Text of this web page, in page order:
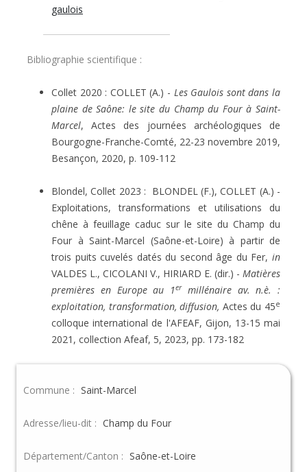
gaulois
Bibliographie scientifique :
Collet 2020 : COLLET (A.) - Les Gaulois sont dans la
plaine de Saône: le site du Champ du Four à Saint-
Marcel, Actes des journées archéologiques de
Bourgogne-Franche-Comté, 22-23 novembre 2019,
Besançon, 2020, p. 109-112
Blondel, Collet 2023 : BLONDEL (F.), COLLET (A.) -
Exploitations, transformations et utilisations du
chêne à feuillage caduc sur le site du Champ du
Four à Saint-Marcel (Saône-et-Loire) à partir de
trois puits cuvelés datés du second âge du Fer, in
VALDES L., CICOLANI V., HIRIARD E. (dir.) - Matières
premières en Europe au 1ermillénaire av. n.è. :
exploitation, transformation, diffusion, Actes du 45e
colloque international de l'AFEAF, Gijon, 13-15 mai
2021, collection Afeaf, 5, 2023, pp. 173-182
Commune : Saint-Marcel
Adresse/lieu-dit : Champ du Four
Département/Canton : Saône-et-Loire